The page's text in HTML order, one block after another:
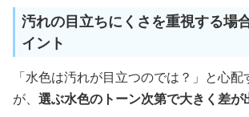
汚れの目立ちにくさを重視する場
イント
「水色は汚れが目立つのでは？」と心
が、 選ぶ水色のトーン次第で大きく差が